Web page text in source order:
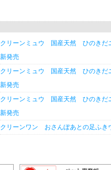
クリーンミュウ 国産天然 ひのき
新発売
クリーンミュウ 国産天然 ひのき
新発売
クリーンミュウ 国産天然 ひのき
新発売
クリーンワン おさんぽあとの足ふ